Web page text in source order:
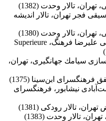
تالار وحدت (1382‌)
فجر تهران، تالار اندیشه
تالار وحدت (1380‌)
‌* گروه موسیقی ایرانی به سرپرستی علیرضا فرهنگ، Superieure
سیامك جهانگیری، تهران،
ابن‌سینا (1375‌)
نیشابور، فرهنگسرای
تالار رودكی (1381‌)
تالار وحدت (1383‌)